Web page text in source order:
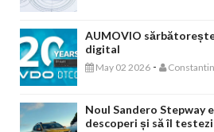
AUMOVIO
digital
May 02 2026 -
Noul Sandero Stepway
descoperi și să îl